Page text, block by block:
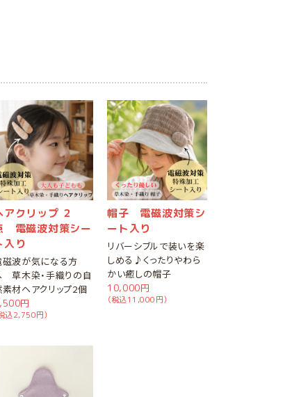
アクリップ ２
電磁波対策シー
入り
磁波が気になる方
草木染・手織りの自
材ヘアクリップ2個
円
込2,750円）
帽子 電磁波対策シ
ート入り
リバーシブルで装いを楽
しめる♪くったりやわら
かい癒しの帽子
10,000円
（税込11,000円）